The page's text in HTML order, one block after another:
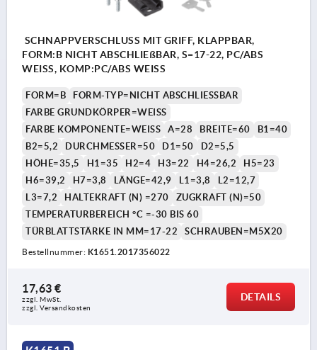
SCHNAPPVERSCHLUSS MIT GRIFF, KLAPPBAR,
FORM:B NICHT ABSCHLIEßBAR, S=17-22, PC/ABS
WEISS, KOMP:PC/ABS WEISS
FORM=B
FORM-TYP=NICHT ABSCHLIESSBAR
FARBE GRUNDKÖRPER=WEISS
FARBE KOMPONENTE=WEISS
A=28 BREITE=60
B1=40
B2=5,2
DURCHMESSER=50 D1=50
D2=5,5
HÖHE=35,5
H1=35 H2=4 H3=22 H4=26,2
H5=23
H6=39,2
H7=3,8 LÄNGE=42,9 L1=3,8
L2=12,7
L3=7,2
HALTEKRAFT (N) =270
ZUGKRAFT (N)=50
TEMPERATURBEREICH °C =-30 BIS 60
TÜRBLATTSTÄRKE IN MM=17-22
SCHRAUBEN=M5X20
Bestellnummer: K1651.2017356022
17,63 €
zzgl. MwSt.
zzgl. Versandkosten
DETAILS